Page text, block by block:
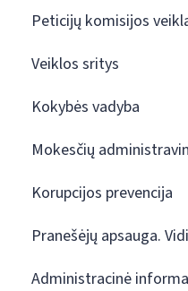
Peticijų komisijos
Veiklos sritys
Kokybės vadyba
Mokesčių
Korupcijos prevencija
Pranešėjų apsauga.
Administracinė